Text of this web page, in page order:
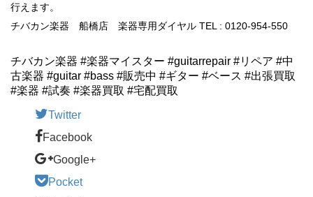
行えます。
チバカン楽器 船橋店 楽器専用ダイヤル TEL : 0120-954-550
チバカン楽器 #楽器マイスター #guitarrepair #リペア #中
古楽器 #guitar #bass #販売中 #ギター #ベース #出張買取
#楽器 #試奏 #楽器買取 #宅配買取
Twitter
Facebook
Google+
Pocket